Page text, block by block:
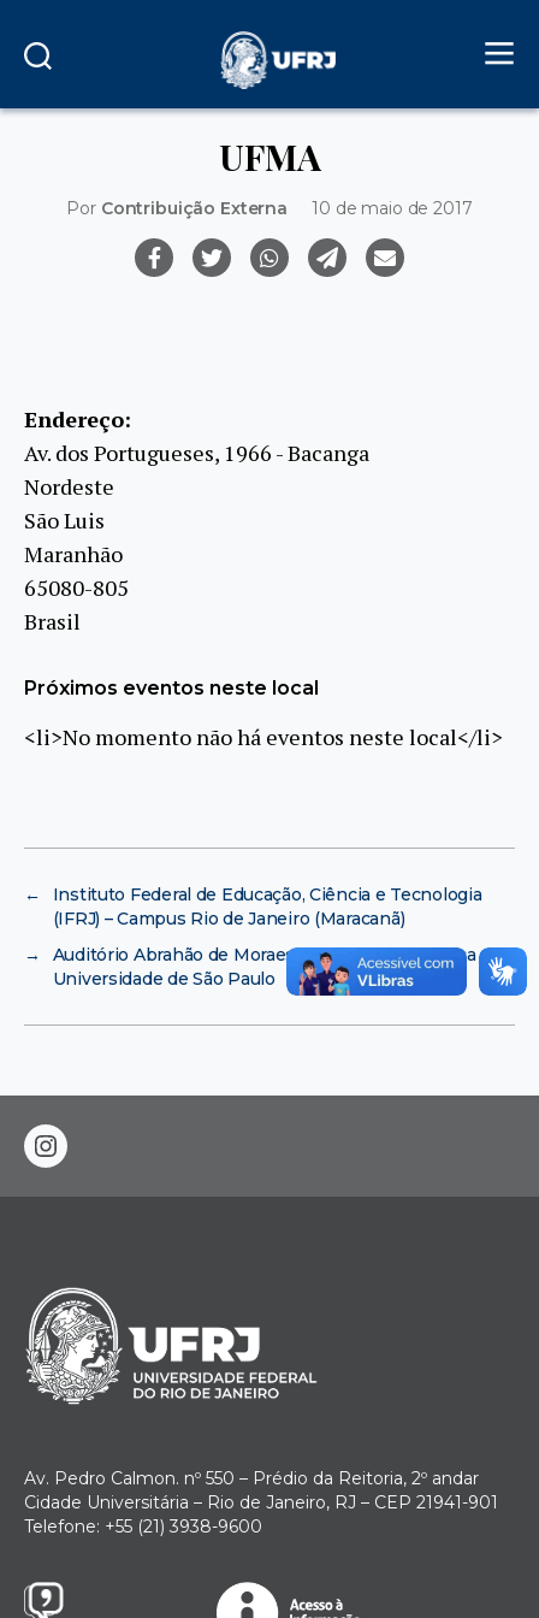
UFMA
Por Contribuição Externa 10 de maio de 2017
Endereço:
Av. dos Portugueses, 1966 - Bacanga
Nordeste
São Luis
Maranhão
65080-805
Brasil
Próximos eventos neste local
<li>No momento não há eventos neste local</li>
←
Instituto Federal de Educação, Ciência e Tecnologia
(IFRJ) – Campus Rio de Janeiro (Maracanã)
→
Auditório Abrahão de Moraes no Instituto de Física da
Universidade de São Paulo
instagram
Av. Pedro Calmon. nº 550 – Prédio da Reitoria, 2º andar
Cidade Universitária – Rio de Janeiro, RJ – CEP 21941-901
Telefone: +55 (21) 3938-9600